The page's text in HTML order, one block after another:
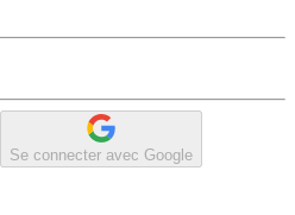
Se connecter avec Google